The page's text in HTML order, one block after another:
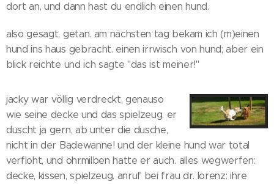
dort an, und dann hast du endlich einen hund.
also gesagt, getan. am nächsten tag bekam ich (m)einen
hund ins haus gebracht. einen irrwisch von hund; aber ein
blick reichte und ich sagte "das ist meiner!"
jacky war völlig verdreckt, genauso
wie seine decke und das spielzeug. er
duscht ja gern, ab unter die dusche,
nicht in der Badewanne! und der kleine hund war total
verfloht, und ohrmilben hatte er auch. alles wegwerfen:
decke, kissen, spielzeug. anruf bei frau dr. lorenz: ihre